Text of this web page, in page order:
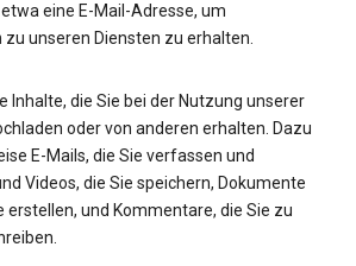
eine E-Mail-Adresse, um
unseren Diensten zu erhalten.
Inhalte, die Sie bei der Nutzung unserer
oder von anderen erhalten. Dazu
E-Mails, die Sie verfassen und
Videos, die Sie speichern, Dokumente
erstellen, und Kommentare, die Sie zu